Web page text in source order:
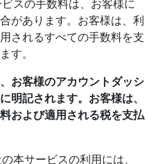
スの手数料は、お客様に
があります。お客様は、利
されるすべての手数料を支
す。
お客様のアカウントダッシ
明記されます。お客様は、
および適用される税を支払
本サービスの利用には、